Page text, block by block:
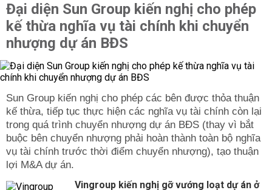
Đại diện Sun Group kiến nghị cho phép
kế thừa nghĩa vụ tài chính khi chuyển
nhượng dự án BĐS
Sun Group kiến nghị cho phép các bên được thỏa thuận
kế thừa, tiếp tục thực hiện các nghĩa vụ tài chính còn lại
trong quá trình chuyển nhượng dự án BĐS (thay vì bắt
buộc bên chuyển nhượng phải hoàn thành toàn bộ nghĩa
vụ tài chính trước thời điểm chuyển nhượng), tạo thuận
lợi M&A dự án.
Vingroup kiến nghị gỡ vướng loạt dự án ở